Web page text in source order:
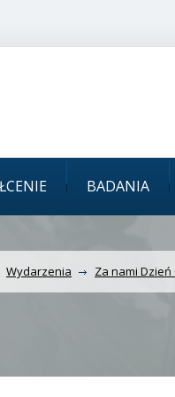
BADANIA
Wydarzenia Za nami